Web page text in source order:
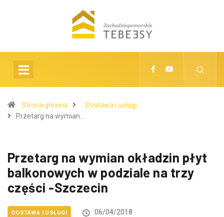
Strona główna
Dostawa i usługi
Przetarg na wymian…
Przetarg na wymian okładzin płyt
balkonowych w podziale na trzy
części -Szczecin
DOSTAWA I USŁUGI 06/04/2018